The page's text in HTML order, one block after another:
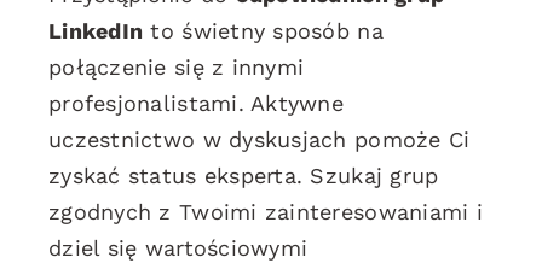
LinkedIn to świetny sposób na
połączenie się z innymi
profesjonalistami. Aktywne
uczestnictwo w dyskusjach pomoże Ci
zyskać status eksperta. Szukaj grup
zgodnych z Twoimi zainteresowaniami i
dziel się wartościowymi